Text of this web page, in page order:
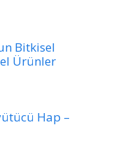
Bitkisel
Ürünler
Hap –